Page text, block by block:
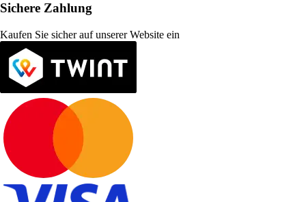
Sichere Zahlung
Kaufen Sie sicher auf unserer Website ein